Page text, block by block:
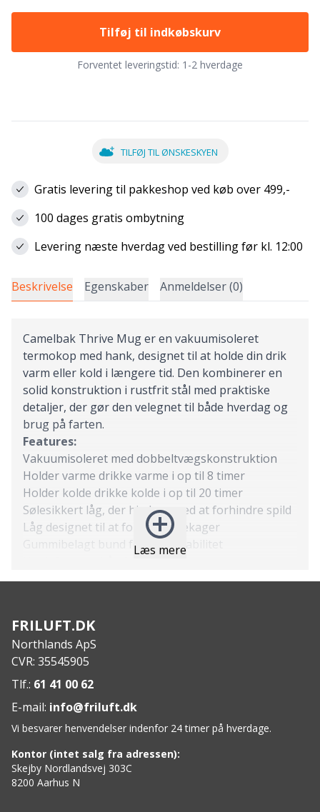
Tilføj til indkøbskurv
Forventet leveringstid: 1-2 hverdage
TILFØJ TIL ØNSKESKYEN
Gratis levering til pakkeshop ved køb over 499,-
100 dages gratis ombytning
Levering næste hverdag ved bestilling før kl. 12:00
Beskrivelse Egenskaber Anmeldelser (0)
Læs mere
Camelbak Thrive Mug er en vakuumisoleret
termokop med hank, designet til at holde din drik
varm eller kold i længere tid. Den kombinerer en
solid konstruktion i rustfrit stål med praktiske
detaljer, der gør den velegnet til både hverdag og
brug på farten.
Features:
Vakuumisoleret med dobbeltvægskonstruktion
Holder varme drikke varme i op til 8 timer
Holder kolde drikke kolde i op til 20 timer
Sølesikkert låg, der hjælper med at forhindre spild
Låg designet til at forhindre lækager
Gummibelagt bund for øget stabilitet
Specs:
Isolering: Dobbeltvægget vakuumisolation
FRILUFT.DK
Northlands ApS
CVR: 35545905
Tlf.: 61 41 00 62
E-mail: info@friluft.dk
Vi besvarer henvendelser indenfor 24 timer på hverdage.
Kontor (intet salg fra adressen):
Skejby Nordlandsvej 303C
8200 Aarhus N